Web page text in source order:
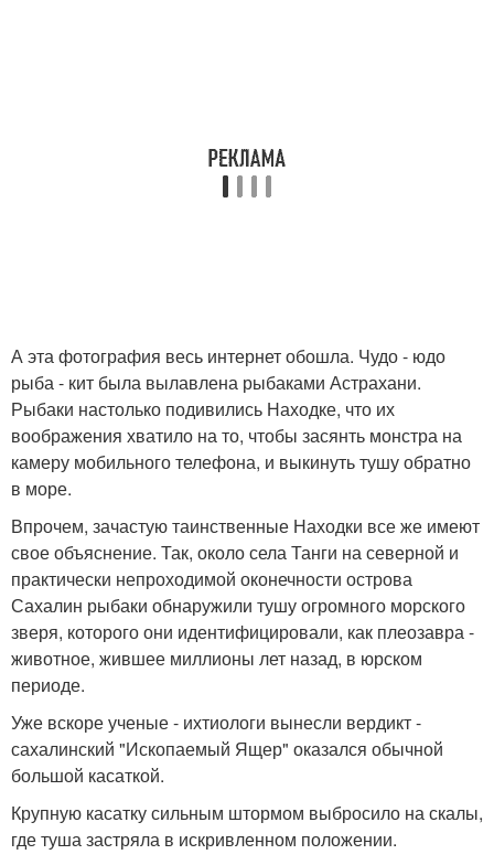
А эта фотография весь интернет обошла. Чудо - юдо
рыба - кит была вылавлена рыбаками Астрахани.
Рыбаки настолько подивились Находке, что их
воображения хватило на то, чтобы засянть монстра на
камеру мобильного телефона, и выкинуть тушу обратно
в море.
Впрочем, зачастую таинственные Находки все же имеют
свое объяснение. Так, около села Танги на северной и
практически непроходимой оконечности острова
Сахалин рыбаки обнаружили тушу огромного морского
зверя, которого они идентифицировали, как плеозавра -
животное, жившее миллионы лет назад, в юрском
периоде.
Уже вскоре ученые - ихтиологи вынесли вердикт -
сахалинский "Ископаемый Ящер" оказался обычной
большой касаткой.
Крупную касатку сильным штормом выбросило на скалы,
где туша застряла в искривленном положении.